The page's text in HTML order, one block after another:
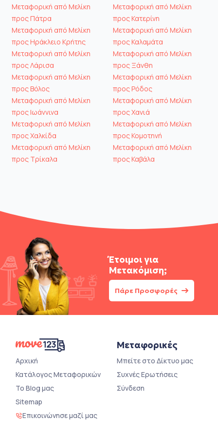
Μεταφορική από Μελίκη
προς Πάτρα
Μεταφορική από Μελίκη
προς Ηράκλειο Κρήτης
Μεταφορική από Μελίκη
προς Λάρισα
Μεταφορική από Μελίκη
προς Βόλος
Μεταφορική από Μελίκη
προς Ιωάννινα
Μεταφορική από Μελίκη
προς Χαλκίδα
Μεταφορική από Μελίκη
προς Τρίκαλα
Μεταφορική από Μελίκη
προς Κατερίνη
Μεταφορική από Μελίκη
προς Καλαμάτα
Μεταφορική από Μελίκη
προς Ξάνθη
Μεταφορική από Μελίκη
προς Ρόδος
Μεταφορική από Μελίκη
προς Χανιά
Μεταφορική από Μελίκη
προς Κομοτηνή
Μεταφορική από Μελίκη
προς Καβάλα
Έτοιμοι για
Μετακόμιση;
Πάρε Προσφορές
Αρχική
Κατάλογος Μεταφορικών
Το Blog μας
Sitemap
Επικοινώνησε μαζί μας
Μεταφορικές
Μπείτε στο Δίκτυο μας
Συχνές Ερωτήσεις
Σύνδεση